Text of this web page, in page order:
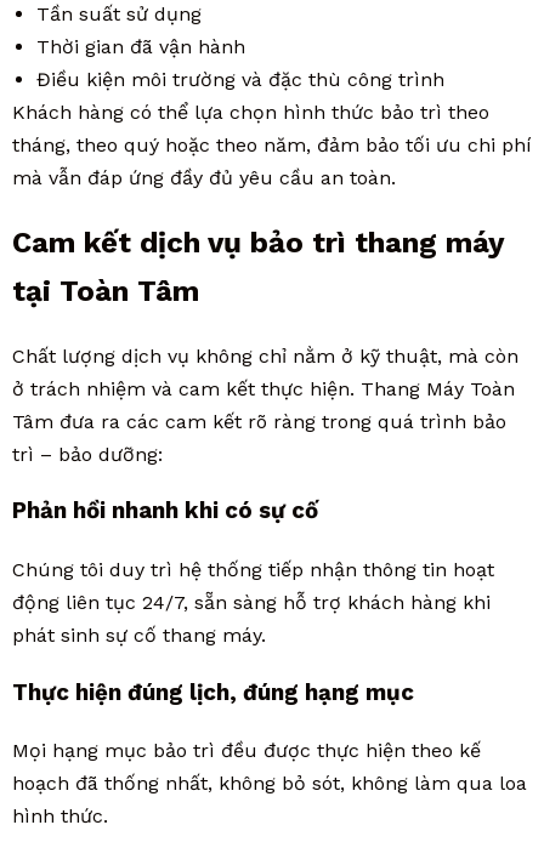
Tần suất sử dụng
Thời gian đã vận hành
Điều kiện môi trường và đặc thù công trình
Khách hàng có thể lựa chọn hình thức bảo trì theo
tháng, theo quý hoặc theo năm, đảm bảo tối ưu chi phí
mà vẫn đáp ứng đầy đủ yêu cầu an toàn.
Cam kết dịch vụ bảo trì thang máy
tại Toàn Tâm
Chất lượng dịch vụ không chỉ nằm ở kỹ thuật, mà còn
ở trách nhiệm và cam kết thực hiện. Thang Máy Toàn
Tâm đưa ra các cam kết rõ ràng trong quá trình bảo
trì – bảo dưỡng:
Phản hồi nhanh khi có sự cố
Chúng tôi duy trì hệ thống tiếp nhận thông tin hoạt
động liên tục 24/7, sẵn sàng hỗ trợ khách hàng khi
phát sinh sự cố thang máy.
Thực hiện đúng lịch, đúng hạng mục
Mọi hạng mục bảo trì đều được thực hiện theo kế
hoạch đã thống nhất, không bỏ sót, không làm qua loa
hình thức.